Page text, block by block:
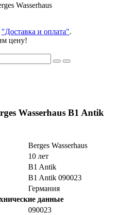
Wasserhaus
"Доставка и оплата".
цену!
Wasserhaus B1 Antik
Berges Wasserhaus
10 лет
B1 Antik
B1 Antik 090023
Германия
данные
090023